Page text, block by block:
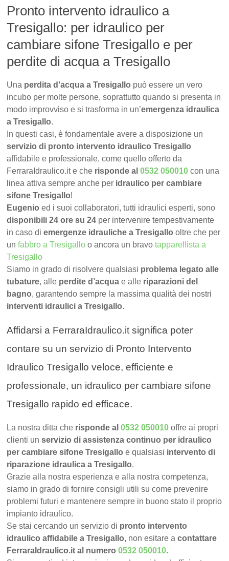
Pronto intervento idraulico a
Tresigallo: per idraulico per
cambiare sifone Tresigallo e per
perdite di acqua a Tresigallo
Una perdita d’acqua a Tresigallo può essere un vero
incubo per molte persone, soprattutto quando si presenta in
modo improvviso e si trasforma in un’emergenza idraulica
a Tresigallo.
In questi casi, è fondamentale avere a disposizione un
servizio di pronto intervento idraulico Tresigallo
affidabile e professionale, come quello offerto da
FerraraIdraulico.it e che risponde al0532 050010 con una
linea attiva sempre anche per idraulico per cambiare
sifone Tresigallo!
Eugenio ed i suoi collaboratori, tutti idraulici esperti, sono
disponibili 24 ore su 24 per intervenire tempestivamente
in caso diemergenze idrauliche a Tresigallooltre che per
unfabbro a Tresigallo o ancora un bravotapparellista a
Tresigallo
Siamo in grado di risolvere qualsiasi problema legato alle
tubature, alle perdite d’acqua e alle riparazioni del
bagno, garantendo sempre la massima qualità dei nostri
interventi idraulici a Tresigallo.
Affidarsi a FerraraIdraulico.it significa poter
contare su un servizio di Pronto Intervento
Idraulico Tresigallo veloce, efficiente e
professionale, un idraulico per cambiare sifone
Tresigallo rapido ed efficace.
La nostra ditta che risponde al0532 050010 offre ai propri
clienti unservizio di assistenza continuo per idraulico
per cambiare sifone Tresigallo e qualsiasi intervento di
riparazione idraulica a Tresigallo.
Grazie alla nostra esperienza e alla nostra competenza,
siamo in grado di fornire consigli utili su come prevenire
problemi futuri e mantenere sempre in buono stato il proprio
impianto idraulico.
Se stai cercando un servizio di pronto intervento
idraulico affidabile a Tresigallo, non esitare acontattare
FerraraIdraulico.it al numero0532 050010.